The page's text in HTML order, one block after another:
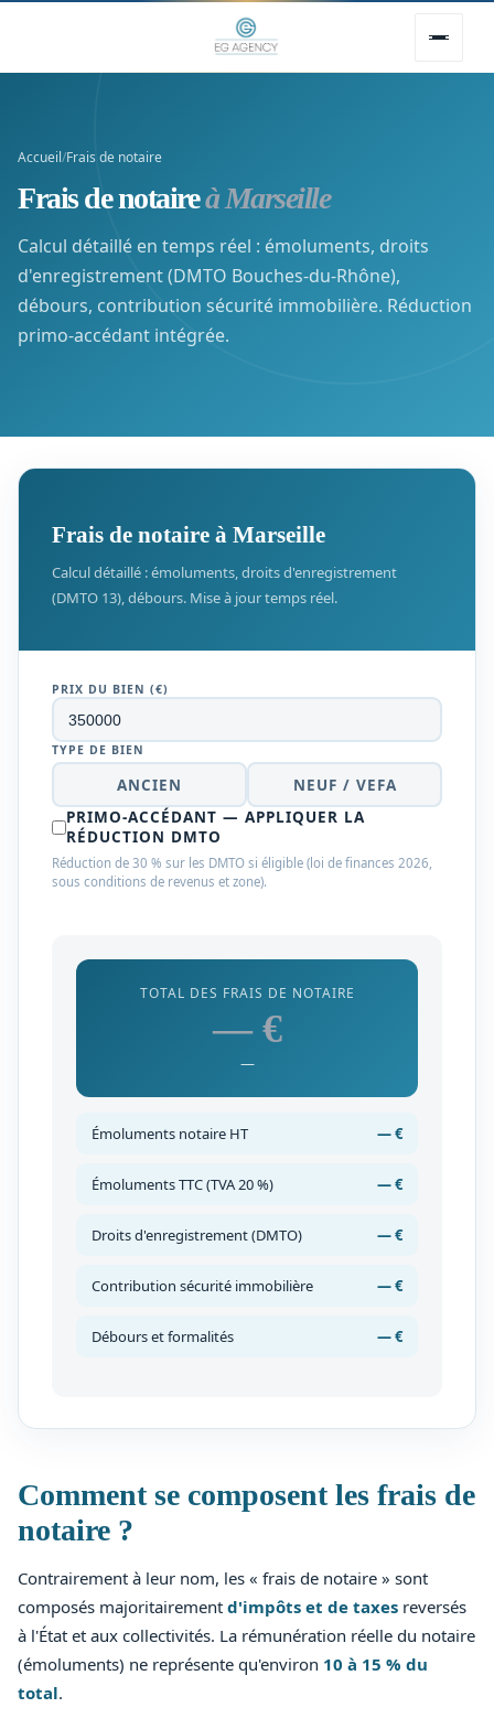
Accueil/Frais de notaire
Frais de notaireà Marseille
Calcul détaillé en temps réel : émoluments, droits
d'enregistrement (DMTO Bouches-du-Rhône),
débours, contribution sécurité immobilière. Réduction
primo-accédant intégrée.
Frais de notaire à Marseille
Calcul détaillé : émoluments, droits d'enregistrement
(DMTO 13), débours. Mise à jour temps réel.
PRIX DU BIEN (€)
TYPE DE BIEN
ANCIEN
NEUF / VEFA
PRIMO-ACCÉDANT — APPLIQUER LA
RÉDUCTION DMTO
Réduction de 30 % sur les DMTO si éligible (loi de finances 2026,
sous conditions de revenus et zone).
TOTAL DES FRAIS DE NOTAIRE
— €
—
Émoluments notaire HT — €
Émoluments TTC (TVA 20 %) — €
Droits d'enregistrement (DMTO) — €
Contribution sécurité immobilière — €
Débours et formalités — €
Comment se composent les frais de
notaire ?
Contrairement à leur nom, les « frais de notaire » sont
composés majoritairement d'impôts et de taxes reversés
à l'État et aux collectivités. La rémunération réelle du notaire
(émoluments) ne représente qu'environ 10 à 15 % du
total.